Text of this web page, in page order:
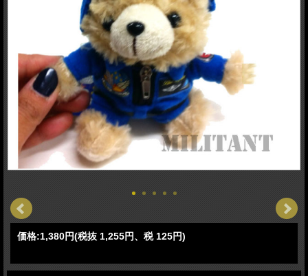
価格:1,380円(税抜 1,255円、税 125円)